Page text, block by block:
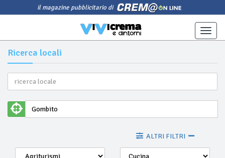
il magazine pubblicitario di
Toggle
Ricerca locali
ALTRI FILTRI